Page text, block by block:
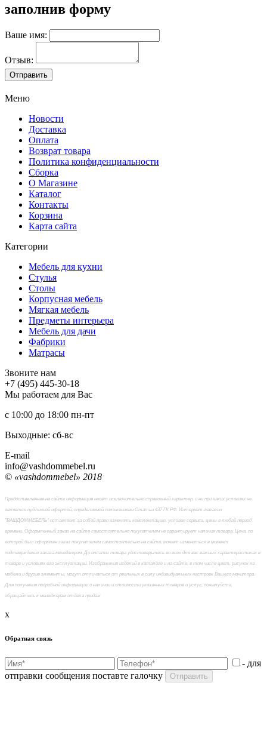
заполнив форму
Ваше имя:
Отзыв:
Меню
Новости
Доставка
Оплата
Возврат товара
Политика конфиденциальности
Сборка
О Магазине
Каталог
Контакты
Корзина
Карта сайта
Категории
Мебель для кухни
Стулья
Столы
Корпусная мебель
Мягкая мебель
Предметы интерьера
Мебель для дачи
Фабрики
Матраcы
Звоните нам
+7 (495) 445-30-18
Мы работаем для Вас
с 10:00 до 18:00 пн-пт
Выходные: сб-вc
E-mail
info@vashdommebel.ru
© «vashdommebel» 2018
Предоставленная на сайте информация несёт исключительно справочный характер, и ни при каких условиях не
является публичной офертой, определяемой положениями Статьи 437 ГК РФ. Интернет-магазин
"ВАШДОММЕБЕЛЬ" оставляет за собой право изменять комплектацию, условия сервиса, цены в любой период
времени. Оформленный заказ на сайте самостоятельно покупателем не гарантирует наличия товара. Цена, по
которой был оформлен заказ покупателем самостоятельно на сайте, может измениться в момент
подтверждения заказа менеджером. До оплаты товара удостоверьтесь во всех для вас важных характеристиках в
товаре и условиях его эксплуатации. Изображения изделий в каталоге и на сайте, в том числе цвет, рисунок на
мебели и другие элементы, могут отличаться от реальных в силу индивидуальных настроек Вашего монитора.
Для получения подробной информации о наличии и стоимости указанных товаров и услуг, пожалуйста,
обращайтесь к менеджерам отдела продаж
x
Обратная связь
- для
отправки сообщения поставте галочку